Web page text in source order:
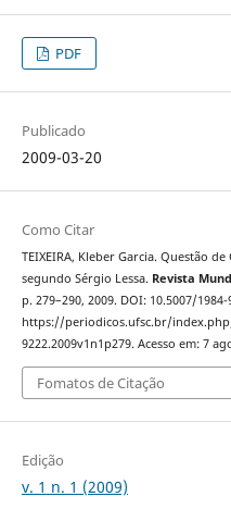
PDF
Publicado
2009-03-20
Como Citar
TEIXEIRA, Kleber Garcia. Questão
segundo Sérgio Lessa. Revista
p. 279–290, 2009. DOI: 10.5007/
https://periodicos.ufsc.br/
9222.2009v1n1p279. Acesso em: 7
Fomatos de Citação
Edição
v. 1 n. 1 (2009)